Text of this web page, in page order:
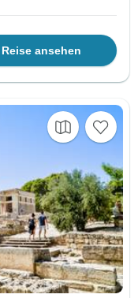
Reise ansehen